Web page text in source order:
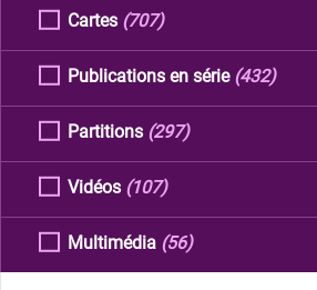
Cartes (707)
Publications en série (432)
Partitions (297)
Vidéos (107)
Multimédia (56)